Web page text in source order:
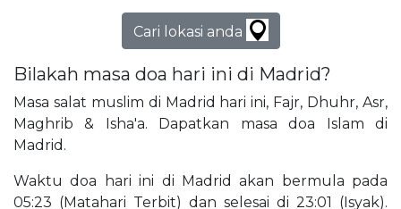
Cari lokasi anda
Bilakah masa doa hari ini di Madrid?
Masa salat muslim di Madrid hari ini, Fajr, Dhuhr, Asr,
Maghrib & Isha'a. Dapatkan masa doa Islam di
Madrid.
Waktu doa hari ini di Madrid akan bermula pada
05:23 (Matahari Terbit) dan selesai di 23:01 (Isyak).